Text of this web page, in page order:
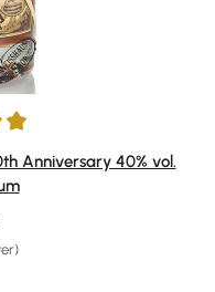
von 5 Sternen
Anniversary 40% vol.
Preis: